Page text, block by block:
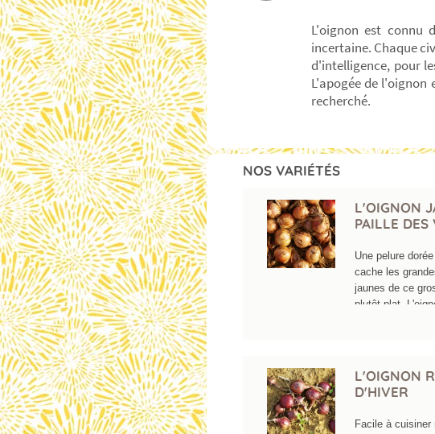
L'oignon est connu
incertaine. Chaque
d'intelligence, pour
L'apogée de l'oignon
recherché.
NOS VARIÉTÉS
L'OIGNON
PAILLE DES
Une pelure
cache les
jaunes de ce
plutôt plat.
d'Aubervilliers.
cette variété est
référence quant
organoleptiques
L'OIGNON
D'HIVER
Facile à cuisiner